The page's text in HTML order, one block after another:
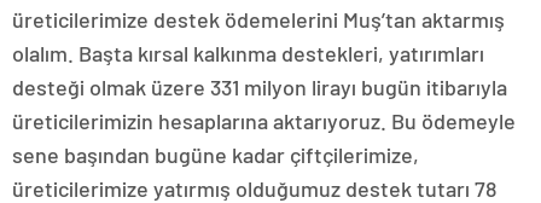
üreticilerimize destek ödemelerini Muş’tan aktarmış
olalım. Başta kırsal kalkınma destekleri, yatırımları
desteği olmak üzere 331 milyon lirayı bugün itibarıyla
üreticilerimizin hesaplarına aktarıyoruz. Bu ödemeyle
sene başından bugüne kadar çiftçilerimize,
üreticilerimize yatırmış olduğumuz destek tutarı 78